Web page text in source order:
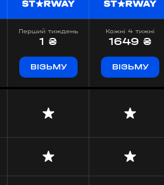
Перший тиждень
1 ₴
ВІЗЬМУ
Кожні 4 тижні
1649 ₴
ВІЗЬМУ